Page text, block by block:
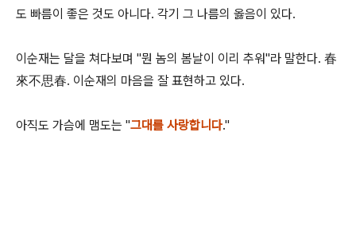
도 빠름이 좋은 것도 아니다. 각기 그 나름의 옳음이 있다.
이순재는 달을 쳐다보며 "뭔 놈의 봄날이 이리 추워"라 말한다. 春
來不思春. 이순재의 마음을 잘 표현하고 있다.
아직도 가슴에 맴도는 "그대를 사랑합니다."